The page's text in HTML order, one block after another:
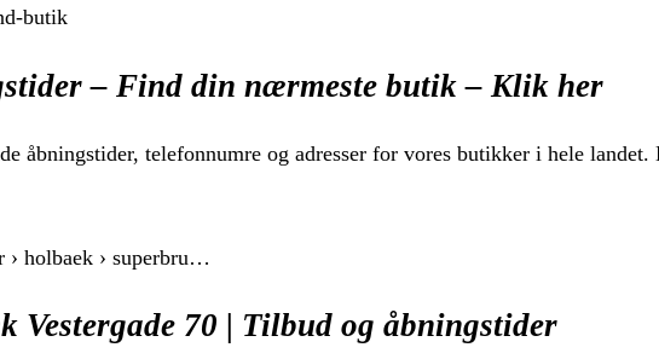
butik
– Find din nærmeste butik – Klik her
åbningstider, telefonnumre og adresser for vores butikker i hele
holbaek › superbru…
Vestergade 70 | Tilbud og åbningstider